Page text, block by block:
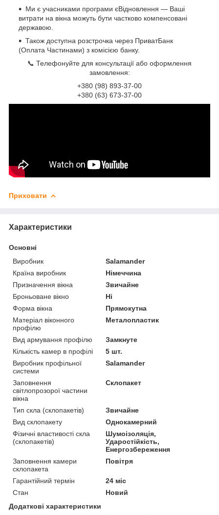
Ми є учасниками програми єВідновлення — Ваші
витрати на вікна можуть бути частково компенсовані
державою.
Також доступна розстрочка через ПриватБанк
(Оплата Частинами) з комісією банку.
📞 Телефонуйте для консультації або оформлення
замовлення:
+380 (98) 893-37-00
+380 (63) 673-37-00
Приховати
Характеристики
Основні
Виробник
Salamander
Країна виробник
Німеччина
Призначення вікна
Звичайне
Броньоване вікно
Ні
Форма вікна
Прямокутна
Матеріал віконного
профілю
Металопластик
Вид армування профілю
Замкнуте
Кількість камер в профілі
5 шт.
Виробник профільної
системи
Salamander
Заповнення
світлопрозорої частини
вікна
Склопакет
Тип скла (склопакетів)
Звичайне
Вид склопакету
Однокамерний
Фізичні властивості скла
(склопакетів)
Шумоізоляція,
Ударостійкість,
Енергозбереження
Заповнення камери
склопакета
Повітря
Гарантійний термін
24 міс
Стан
Новий
Додаткові характеристики